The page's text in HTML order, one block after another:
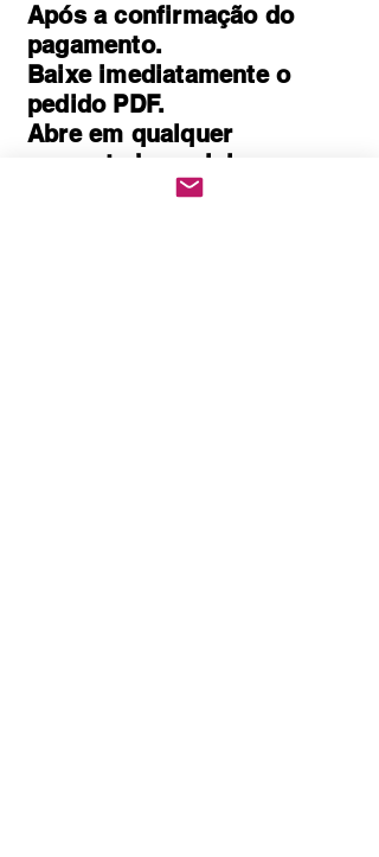
Após a confirmação do
pagamento.
Baixe imediatamente o
pedido PDF.
Abre em qualquer
computador, celular,
notebook e leitores de